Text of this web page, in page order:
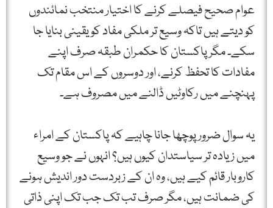
عوام صحیح فیصلے کرنے کا اختیار منتخب نمائندوں
کو دیتے ہیں تاکہ وسیع تر ملکی مفاد کو یقینی بنایا جا
سکے۔ مگر پاکستان کا حکمران طبقہ صرف اپنے
مفادات کا تحفظ کرنے، اور دوسروں کے اس مقام تک
پہنچنے میں رکاوٹیں ڈالنے میں مصروف ہے۔
یہ سوال ضرور پوچھا جانا چاہیے کہ پاکستان کے امراء
میں زیادہ تر سیاستدان کیوں ہیں؟ انہوں نے جو وسیع
کاروبار قائم کیے ہیں، وہ ان کے زبردست دور اندیش ہونے
کی ضمانت ہیں، مگر صرف تب تک جب تک اپنی ذاتی